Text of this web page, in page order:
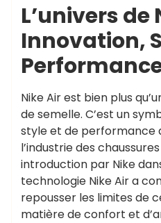
L’univers de
Innovation,
Nike Air est bien plus
de semelle. C’est un
style et de performance
l’industrie des
introduction par Nike
technologie Nike Air a
repousser les limites de
matière de confort et